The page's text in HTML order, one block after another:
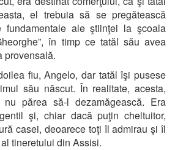
el trebuia să se pregătească
fundamentale ale ştiinţei la şcoala
în timp ce tatăl său avea
provensală.
fiu, Angelo, dar tatăl îşi pusese
său născut. În realitate, acesta,
părea să-l dezamăgească. Era
şi, chiar dacă puţin cheltuitor,
casei, deoarece toţi îl admirau şi îl
tineretului din Assisi.